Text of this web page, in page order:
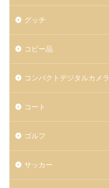
グッチ
コピー品
コンパクトデジタルカメラ
コート
ゴルフ
サッカー